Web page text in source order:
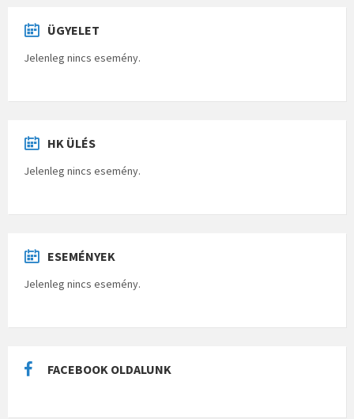
ÜGYELET
Jelenleg nincs esemény.
HK ÜLÉS
Jelenleg nincs esemény.
ESEMÉNYEK
Jelenleg nincs esemény.
FACEBOOK OLDALUNK